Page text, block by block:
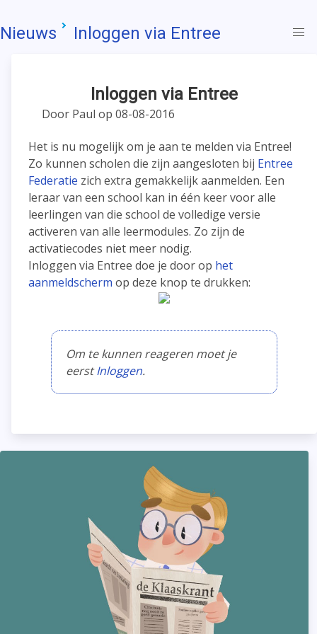
Nieuws Inloggen via Entree
Inloggen via Entree
Door Paul op 08-08-2016
Het is nu mogelijk om je aan te melden via Entree!
Zo kunnen scholen die zijn aangesloten bij Entree
Federatie zich extra gemakkelijk aanmelden. Een
leraar van een school kan in één keer voor alle
leerlingen van die school de volledige versie
activeren van alle leermodules. Zo zijn de
activatiecodes niet meer nodig.
Inloggen via Entree doe je door op het
aanmeldscherm op deze knop te drukken:
Om te kunnen reageren moet je
eerstInloggen.